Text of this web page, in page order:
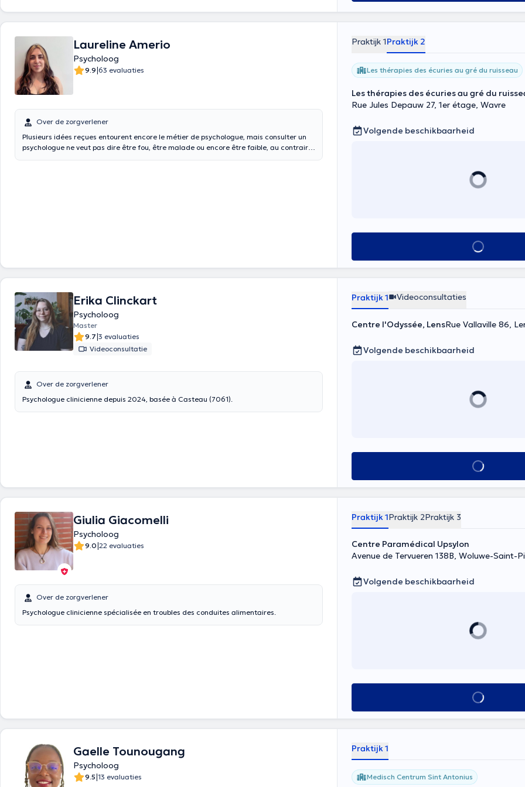
Laureline Amerio
Psycholoog
9.9|63 evaluaties
Over de zorgverlener
Plusieurs idées reçues entourent encore le métier de psychologue, mais consulter un
psychologue ne veut pas dire être fou, être malade ou encore être faible, au contraire.
Praktijk 1Praktijk 2
Les thérapies des écuries au gré du ruisseau
Les thérapies des écuries au gré du
Rue Jules Depauw 27, 1er étage, Wavre
Volgende beschikbaarheid
Alles zien
Erika Clinckart
Psycholoog
Master
9.7|3 evaluaties
Videoconsultatie
Over de zorgverlener
Psychologue clinicienne depuis 2024, basée à Casteau (7061).
Praktijk 1 Videoconsultaties
Centre l'Odyssée, LensRue Vallaville 86,
Volgende beschikbaarheid
Alles zien
Giulia Giacomelli
Psycholoog
9.0|22 evaluaties
Over de zorgverlener
Psychologue clinicienne spécialisée en troubles des conduites alimentaires.
Praktijk 1Praktijk 2Praktijk 3
Centre Paramédical Upsylon
Avenue de Tervueren 138B, Woluwe-Saint-
Volgende beschikbaarheid
Alles zien
Gaelle Tounougang
Psycholoog
9.5|13 evaluaties
Praktijk 1
Medisch Centrum Sint Antonius